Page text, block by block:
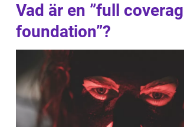
Vad är en ”full
foundation”?